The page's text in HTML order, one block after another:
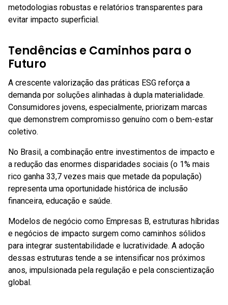
metodologias robustas e relatórios transparentes para
evitar impacto superficial.
Tendências e Caminhos para o
Futuro
A crescente valorização das práticas ESG reforça a
demanda por soluções alinhadas à dupla materialidade.
Consumidores jovens, especialmente, priorizam marcas
que demonstrem compromisso genuíno com o bem-estar
coletivo.
No Brasil, a combinação entre investimentos de impacto e
a redução das enormes disparidades sociais (o 1% mais
rico ganha 33,7 vezes mais que metade da população)
representa uma oportunidade histórica de inclusão
financeira, educação e saúde.
Modelos de negócio como Empresas B, estruturas híbridas
e negócios de impacto surgem como caminhos sólidos
para integrar sustentabilidade e lucratividade. A adoção
dessas estruturas tende a se intensificar nos próximos
anos, impulsionada pela regulação e pela conscientização
global.